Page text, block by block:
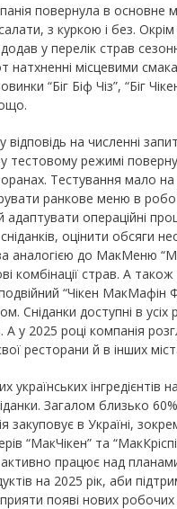
повернула в основне
з куркою і без.
у перелік страв
натхненні місцевими
“Біг Біф Чіз”, “Біг
на численні
тестовому режимі
Тестування мало на
ранкове меню в
операційні
оцінити обсяги
аналогією до МакМеню
комбінації страв. А
“Чікен МакМафін
Сніданки доступні в усіх
А у 2025 році компанія
ресторани й в інших
українських інгредієнтів
Загалом близько 60%
закуповує в Україні,
“МакЧікен” та
працює над
на 2025 рік, аби
появі нових робочих